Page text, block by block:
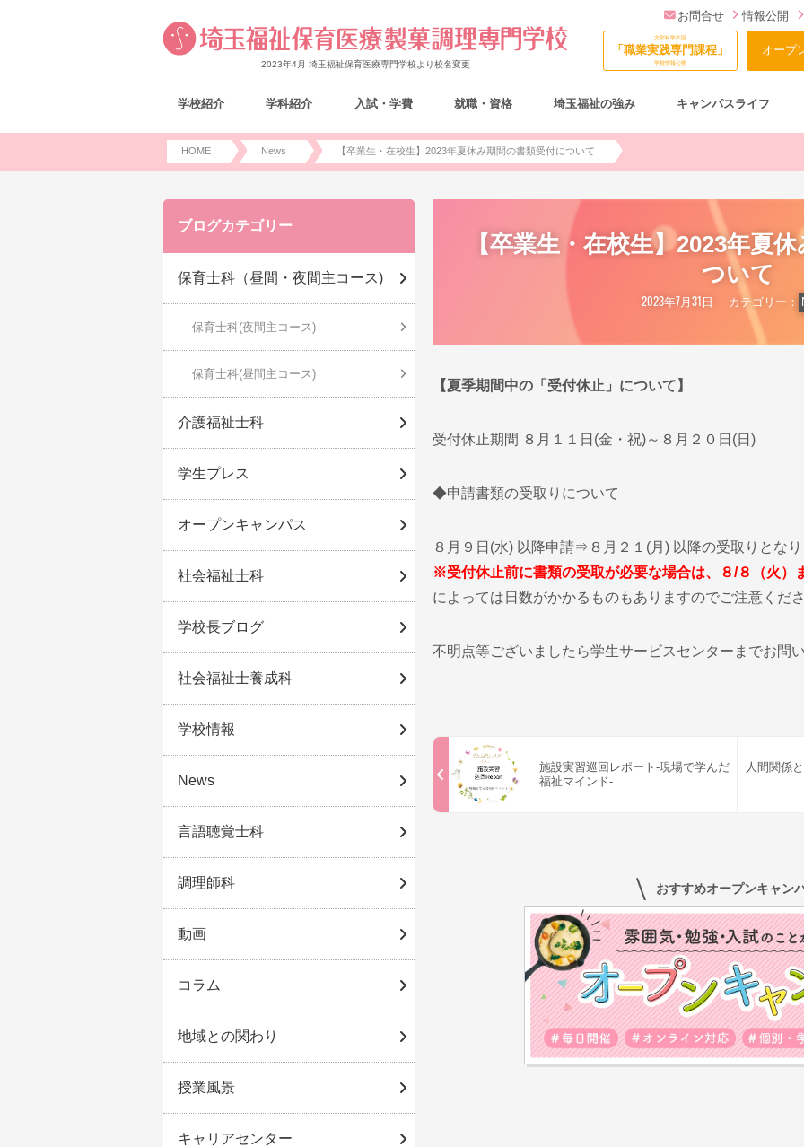
2023年4月 埼玉福祉保育医療専門学校より校名変更
お問合せ 情報公開
文部科学大臣
「職業実践専門課程」
学校情報公開
オープ
学校紹介 学科紹介 入試・学費 就職・資格 埼玉福祉の強み キャンパスライフ
HOME News 【卒業生・在校生】2023年夏休み期間の書類受付について
【卒業生・在校生】2023年夏
ついて
2023年7月31日 カテゴリー：
【夏季期間中の「受付休止」について】
受付休止期間 ８月１１日(金・祝)～８月２０日(日)
◆申請書類の受取りについて
８月９日(水) 以降申請⇒８月２１(月) 以降の受取りとな
※受付休止前に書類の受取が必要な場合は、８/８（火）
によっては日数がかかるものもありますのでご注意くだ
不明点等ございましたら学生サービスセンターまでお問
施設実習巡回レポート-現場で学んだ
福祉マインド-
人間関係
おすすめオープンキャン
ブログカテゴリー
保育士科（昼間・夜間主コース)
保育士科(夜間主コース)
保育士科(昼間主コース)
介護福祉士科
学生プレス
オープンキャンパス
社会福祉士科
学校長ブログ
社会福祉士養成科
学校情報
News
言語聴覚士科
調理師科
動画
コラム
地域との関わり
授業風景
キャリアセンター